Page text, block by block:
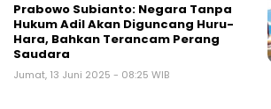
Prabowo Subianto: Negara Tanpa
Hukum Adil Akan Diguncang Huru-
Hara, Bahkan Terancam Perang
Saudara
Jumat, 13 Juni 2025 - 08:25 WIB